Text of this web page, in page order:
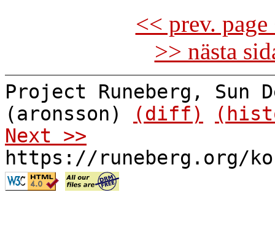
<< prev.
>> nästa
Project Runeberg, Sun
(aronsson)
(diff)
Next >>
https://runeberg.org/